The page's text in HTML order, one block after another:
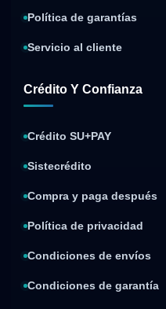
Política de garantías
Servicio al cliente
Crédito Y Confianza
Crédito SU+PAY
Sistecrédito
Compra y paga después
Política de privacidad
Condiciones de envíos
Condiciones de garantía